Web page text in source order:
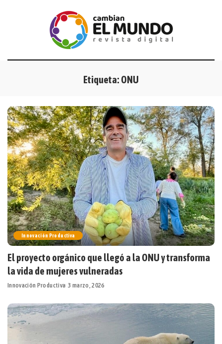
Etiqueta: ONU
Innovación Productiva
El proyecto orgánico que llegó a la ONU y transforma
la vida de mujeres vulneradas
Innovación Productiva 3 marzo, 2026